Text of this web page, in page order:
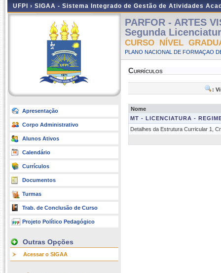
UFPI › SIGAA - Sistema Integrado de Gestão de Atividades
Apresentação
Corpo Administrativo
Alunos Ativos
Calendário
Currículos
Documentos
Turmas
Trab. de Conclusão de Curso
Projeto Político Pedagógico
Outras Opções
Acessar o SIGAA
PARFOR - ARTES
Segunda
CURSO NÍVEL
PLANO NACIONAL DE FORMAÇAO
Currículos
:
Nome
MT - LICENCIATURA -
Detalhes da Estrutura Curricular 1,